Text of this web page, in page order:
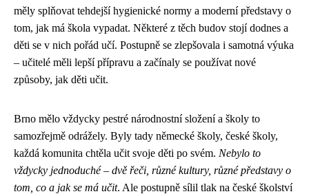
měly splňovat tehdejší hygienické normy a moderní představy o
tom, jak má škola vypadat. Některé z těch budov stojí dodnes a
děti se v nich pořád učí. Postupně se zlepšovala i samotná výuka
– učitelé měli lepší přípravu a začínaly se používat nové
způsoby, jak děti učit.
Brno mělo vždycky pestré národnostní složení a školy to
samozřejmě odrážely. Byly tady německé školy, české školy,
každá komunita chtěla učit svoje děti po svém. Nebylo to
vždycky jednoduché – dvě řeči, různé kultury, různé představy o
tom, co a jak se má učit. Ale postupně sílil tlak na české školství